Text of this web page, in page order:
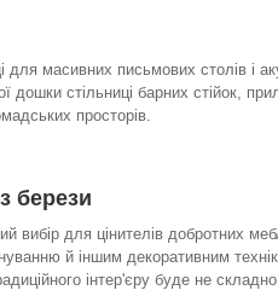
для масивних письмових столів і
дошки стільниці барних стійок,
просторів.
берези
вибір для цінителів добротних
й іншим декоративним
інтер'єру буде не